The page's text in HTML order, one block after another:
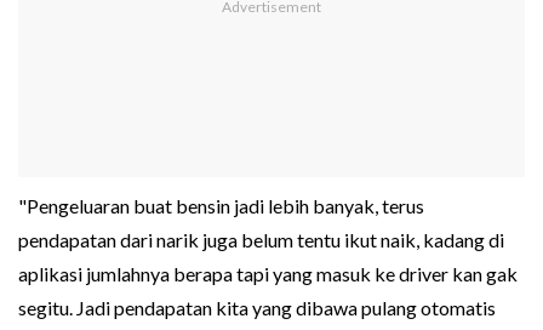
"Pengeluaran buat bensin jadi lebih banyak, terus
pendapatan dari narik juga belum tentu ikut naik, kadang di
aplikasi jumlahnya berapa tapi yang masuk ke driver kan gak
segitu. Jadi pendapatan kita yang dibawa pulang otomatis